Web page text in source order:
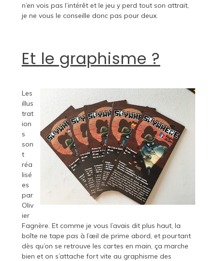
n’en vois pas l’intérêt et le jeu y perd tout son attrait,
je ne vous le conseille donc pas pour deux.
Et le graphisme ?
Les
illus
trat
ion
s
son
t
réa
lisé
es
par
Oliv
ier
Fagnère. Et comme je vous l’avais dit plus haut, la
boîte ne tape pas à l’œil de prime abord, et pourtant
dès qu’on se retrouve les cartes en main, ça marche
bien et on s’attache fort vite au graphisme des